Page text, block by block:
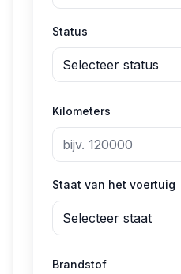
Status
Selecteer status
Kilometers
Staat van het voertuig
Selecteer staat
Brandstof